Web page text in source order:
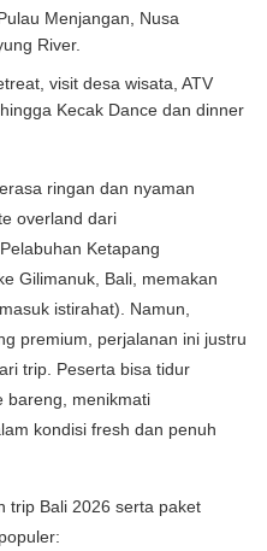
Menjangan, Nusa
River.
visit desa wisata, ATV
Kecak Dance dan dinner
ringan dan nyaman
overland dari
Ketapang
Gilimanuk, Bali, memakan
istirahat). Namun,
premium, perjalanan ini justru
trip. Peserta bisa tidur
bareng, menikmati
kondisi fresh dan penuh
trip Bali 2026 serta paket